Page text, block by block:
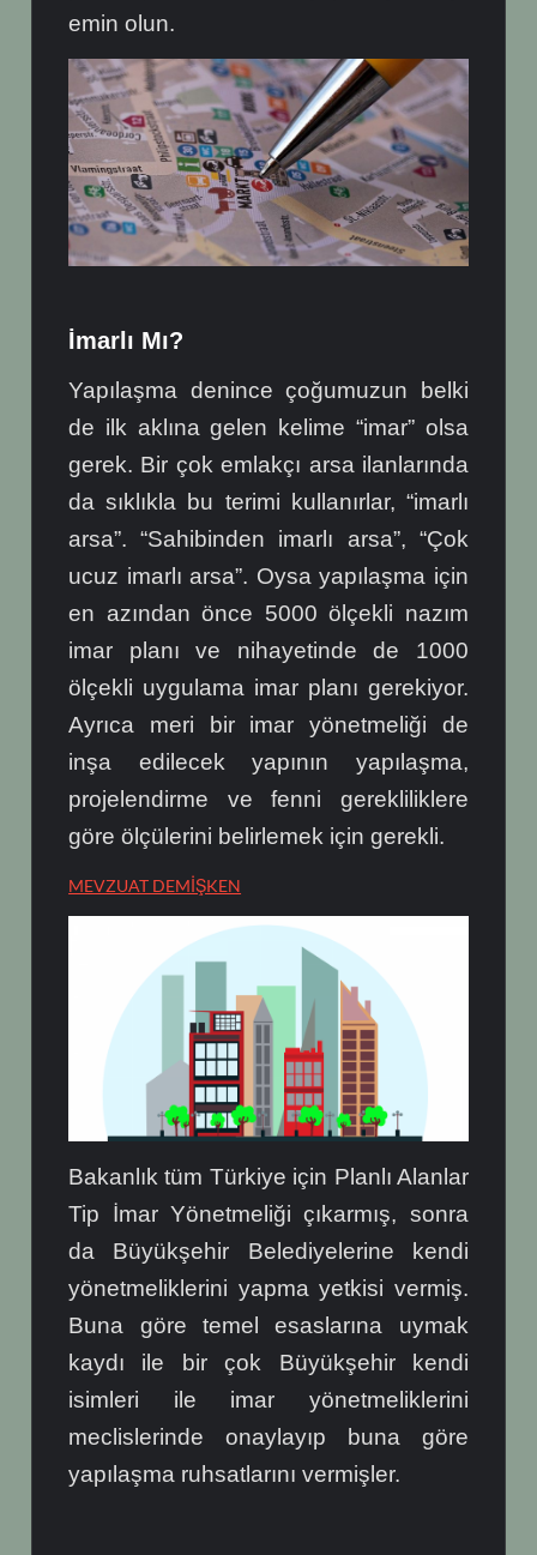
emin olun.
İmarlı Mı?
Yapılaşma denince çoğumuzun belki
de ilk aklına gelen kelime “imar” olsa
gerek. Bir çok emlakçı arsa ilanlarında
da sıklıkla bu terimi kullanırlar, “imarlı
arsa”. “Sahibinden imarlı arsa”, “Çok
ucuz imarlı arsa”. Oysa yapılaşma için
en azından önce 5000 ölçekli nazım
imar planı ve nihayetinde de 1000
ölçekli uygulama imar planı gerekiyor.
Ayrıca meri bir imar yönetmeliği de
inşa edilecek yapının yapılaşma,
projelendirme ve fenni gerekliliklere
göre ölçülerini belirlemek için gerekli.
MEVZUAT DEMİŞKEN
Bakanlık tüm Türkiye için Planlı Alanlar
Tip İmar Yönetmeliği çıkarmış, sonra
da Büyükşehir Belediyelerine kendi
yönetmeliklerini yapma yetkisi vermiş.
Buna göre temel esaslarına uymak
kaydı ile bir çok Büyükşehir kendi
isimleri ile imar yönetmeliklerini
meclislerinde onaylayıp buna göre
yapılaşma ruhsatlarını vermişler.